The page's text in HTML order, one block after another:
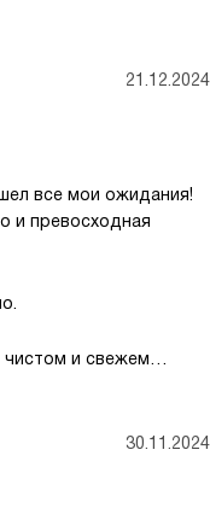
21.12.2024
все мои ожидания!
и превосходная
и свежем
незаменимым
понятное,
30.11.2024